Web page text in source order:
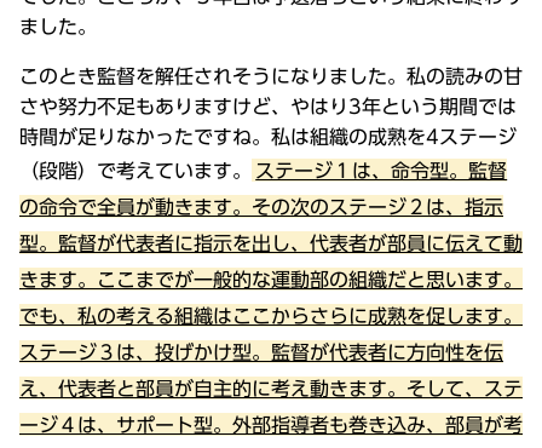
ました。
このとき監督を解任されそうになりました。私の読みの甘
さや努力不足もありますけど、やはり3年という期間では
時間が足りなかったですね。私は組織の成熟を4ステージ
（段階）で考えています。
ステージ１は、命令型。監督
の命令で全員が動きます。その次のステージ２は、指示
型。監督が代表者に指示を出し、代表者が部員に伝えて動
きます。ここまでが一般的な運動部の組織だと思います。
でも、私の考える組織はここからさらに成熟を促します。
ステージ３は、投げかけ型。監督が代表者に方向性を伝
え、代表者と部員が自主的に考え動きます。そして、ステ
ージ４は、サポート型。外部指導者も巻き込み、部員が考